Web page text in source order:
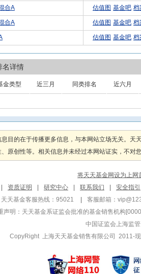
合A 估值图 基金吧 档
合A 估值图 基金吧 档
估值图 基金吧 档
名详情
金类型 近三月 同类排名 近六月
目的在于传播更多信息，与本网站立场无关。
原创性等。相关信息并未经过本网站证实，不
将天天基金网设为上网
资质证明 研究中心 联系我们
安全指引
天天基金客服热线：95021
客服邮箱：
声明： 天天基金系证监会批准的基金销售机构
中国证监会上海监
CopyRight 上海天天基金销售有限公司 2011-